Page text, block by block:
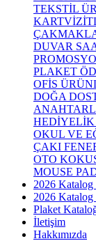
TEKSTİL
DUVAR
PLAKET
OFİS
DOĞA
HEDİYELİK
OKUL VE
ÇAKI
OTO
MOUSE
2026 Katalog
2026 Katalog
Plaket
İletişim
Hakkımızda